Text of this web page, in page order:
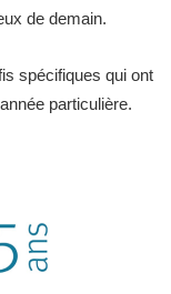
de demain.
spécifiques qui ont
particulière.